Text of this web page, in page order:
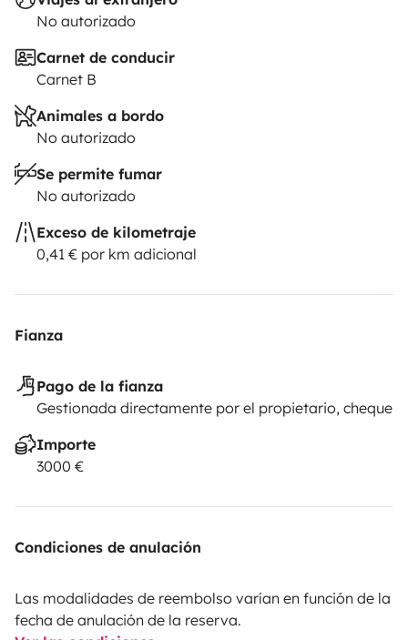
No autorizado
Carnet de conducir
Carnet B
Animales a bordo
No autorizado
Se permite fumar
No autorizado
Exceso de kilometraje
0,41 € por km adicional
Fianza
Pago de la fianza
Gestionada directamente por el propietario, cheque
Importe
3000 €
Condiciones de anulación
Las modalidades de reembolso varían en función de la
fecha de anulación de la reserva.